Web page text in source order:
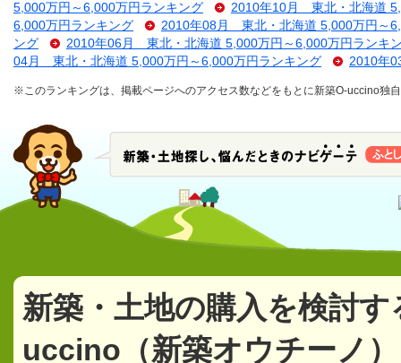
5,000万円～6,000万円ランキング
2010年10月 東北・北海道
6,000万円ランキング
2010年08月 東北・北海道 5,000万円～
ング
2010年06月 東北・北海道 5,000万円～6,000万円ランキ
04月 東北・北海道 5,000万円～6,000万円ランキング
2010年
※このランキングは、掲載ページへのアクセス数などをもとに新築O-uccino独
新築・土地の購入を検討
uccino（新築オウチーノ